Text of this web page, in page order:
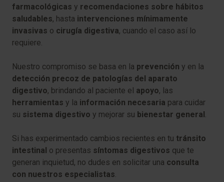
farmacológicas y recomendaciones sobre hábitos
saludables, hasta intervenciones mínimamente
invasivas o cirugía digestiva, cuando el caso así lo
requiere.
Nuestro compromiso se basa en la prevención y en la
detección precoz de patologías del aparato
digestivo, brindando al paciente el apoyo, las
herramientas y la información necesaria para cuidar
su sistema digestivo y mejorar su bienestar general.
Si has experimentado cambios recientes en tu tránsito
intestinal o presentas síntomas digestivos que te
generan inquietud, no dudes en solicitar una consulta
con nuestros especialistas.